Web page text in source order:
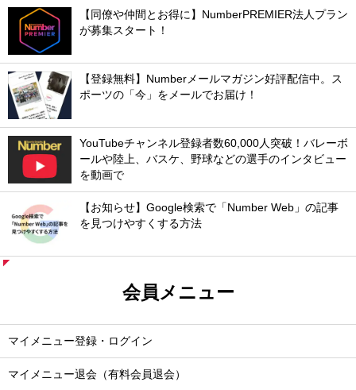
【同僚や仲間とお得に】NumberPREMIER法人プラン
が募集スタート！
【登録無料】Numberメールマガジン好評配信中。ス
ポーツの「今」をメールでお届け！
YouTubeチャンネル登録者数60,000人突破！バレーボ
ールや陸上、バスケ、野球などの選手のインタビュー
を動画で
【お知らせ】Google検索で「Number Web」の記事
を見つけやすくする方法
会員メニュー
マイメニュー登録・ログイン
マイメニュー退会（有料会員退会）